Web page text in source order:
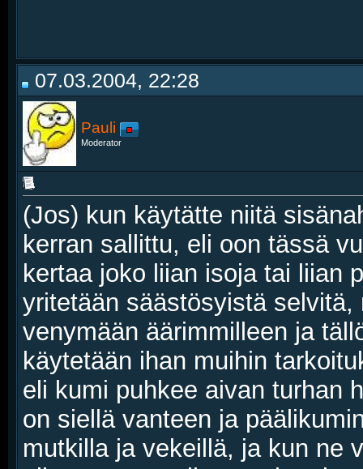
07.03.2004, 22:28
Pauli
Moderator
(Jos) kun käytätte niitä
kerran sallittu, eli oon tässä
kertaa joko liian isoja tai liian
yritetään säästösyistä
venymään äärimmilleen ja
käytetään ihan muihin
eli kumi puhkee aivan turhan
on siellä vanteen ja
mutkilla ja vekeillä, ja kun ne